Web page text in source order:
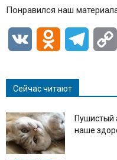
Понравился наш
VK Odnoklassniki
Сейчас читают
Пушистый
наше